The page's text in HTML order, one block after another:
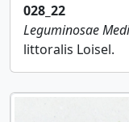
028_22
Leguminosae
littoralis Loisel.